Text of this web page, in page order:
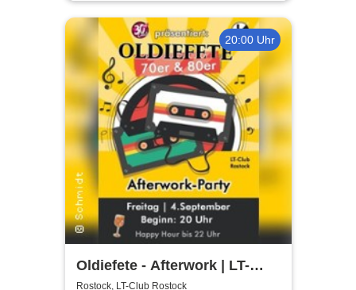
20:00 Uhr
Oldiefete - Afterwork | LT-
Club Rostock
Rostock, LT-Club Rostock